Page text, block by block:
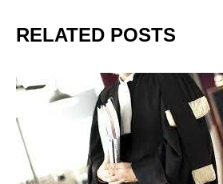
RELATED POSTS